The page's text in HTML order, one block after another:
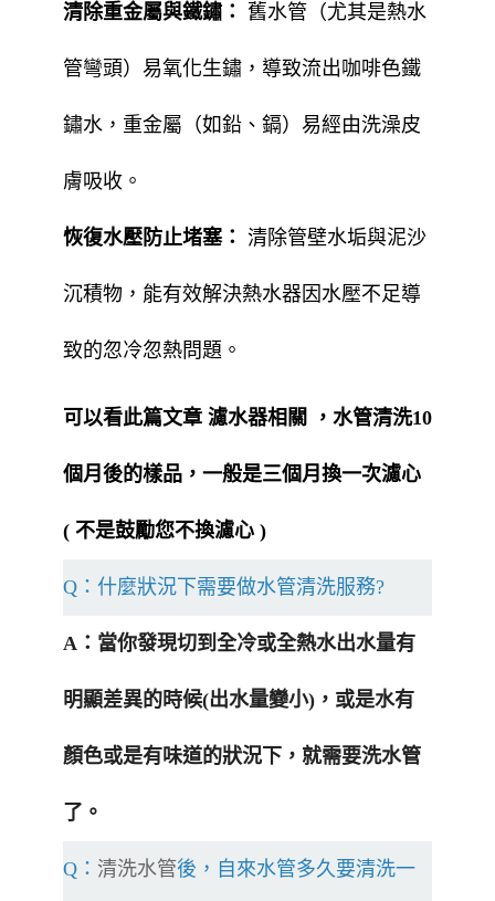
清除重金屬與鐵鏽： 舊水管（尤其是熱水
管彎頭）易氧化生鏽，導致流出咖啡色鐵
鏽水，重金屬（如鉛、鎘）易經由洗澡皮
膚吸收。
恢復水壓防止堵塞： 清除管壁水垢與泥沙
沉積物，能有效解決熱水器因水壓不足導
致的忽冷忽熱問題。
可以看此篇文章 濾水器相關 ，水管清洗10
個月後的樣品，一般是三個月換一次濾心
( 不是鼓勵您不換濾心 )
Q：什麼狀況下需要做水管清洗服務?
A：當你發現切到全冷或全熱水出水量有
明顯差異的時候(出水量變小)，或是水有
顏色或是有味道的狀況下，就需要洗水管
了。
Q： 清洗水管後，自來水管多久要清洗一